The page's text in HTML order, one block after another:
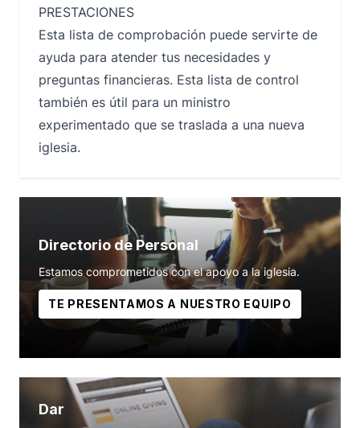
PRESTACIONES
Esta lista de comprobación puede servirte de
ayuda para atender tus necesidades y
preguntas financieras. Esta lista de control
también es útil para un ministro
experimentado que se traslada a una nueva
iglesia.
Directorio de Personal
Estamos comprometidos con el apoyo a la iglesia.
TE PRESENTAMOS A NUESTRO EQUIPO
Dar